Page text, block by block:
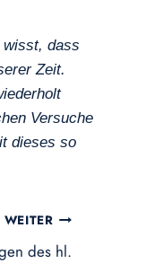
wisst, dass
Zeit.
Versuche
dieses so
WEITER
des hl.